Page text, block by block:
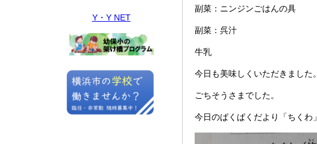
Y・Y NET
副菜：ニンジンごはんの具
副菜：呉汁
牛乳
今日も美味しくいただきました。
ごちそうさまでした。
今日のぱくぱくだより「ちくわ」